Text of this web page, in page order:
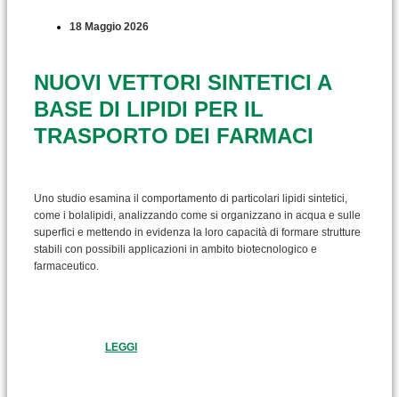
18 Maggio 2026
NUOVI VETTORI SINTETICI A
BASE DI LIPIDI PER IL
TRASPORTO DEI FARMACI
Uno studio esamina il comportamento di particolari lipidi sintetici,
come i bolalipidi, analizzando come si organizzano in acqua e sulle
superfici e mettendo in evidenza la loro capacità di formare strutture
stabili con possibili applicazioni in ambito biotecnologico e
farmaceutico.
LEGGI